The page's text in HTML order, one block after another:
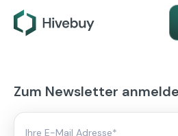
Zum Newsletter